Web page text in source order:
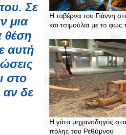
Σε
μια
θέση
αυτή
στο
αν δε
Η ταβέρνα του Γιάννη
και τσιμούλια με το φως
Η γάτα μηχανοδηγός στα
πόλης του Ρεθύμνου